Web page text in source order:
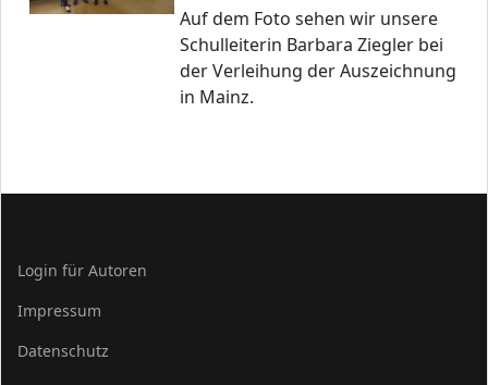
Auf dem Foto sehen wir unsere
Schulleiterin Barbara Ziegler bei
der Verleihung der Auszeichnung
in Mainz.
Login für Autoren
Impressum
Datenschutz